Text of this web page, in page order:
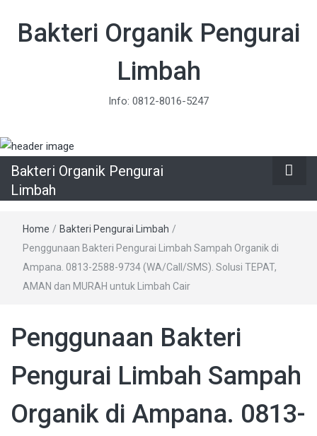
Bakteri Organik Pengurai
Limbah
Info: 0812-8016-5247
Bakteri Organik Pengurai
Limbah
Home / Bakteri Pengurai Limbah /
Penggunaan Bakteri Pengurai Limbah Sampah Organik di
Ampana. 0813-2588-9734 (WA/Call/SMS). Solusi TEPAT,
AMAN dan MURAH untuk Limbah Cair
Penggunaan Bakteri
Pengurai Limbah Sampah
Organik di Ampana. 0813-